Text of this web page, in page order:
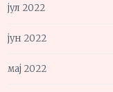
јул 2022
јун 2022
мај 2022